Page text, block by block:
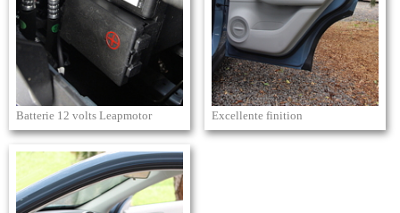
Batterie 12 volts Leapmotor Excellente finition